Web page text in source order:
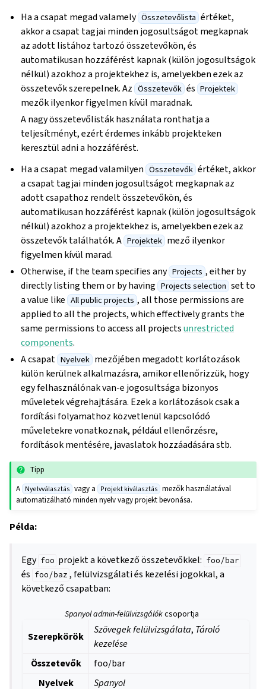
Ha a csapat megad valamely Összetevőlista értéket,
akkor a csapat tagjai minden jogosultságot megkapnak
az adott listához tartozó összetevőkön, és
automatikusan hozzáférést kapnak (külön jogosultságok
nélkül) azokhoz a projektekhez is, amelyekben ezek az
összetevők szerepelnek. Az Összetevők és Projektek
mezők ilyenkor figyelmen kívül maradnak.
A nagy összetevőlisták használata ronthatja a
teljesítményt, ezért érdemes inkább projekteken
keresztül adni a hozzáférést.
Ha a csapat megad valamilyen Összetevők értéket, akkor
a csapat tagjai minden jogosultságot megkapnak az
adott csapathoz rendelt összetevőkön, és
automatikusan hozzáférést kapnak (külön jogosultságok
nélkül) azokhoz a projektekhez is, amelyekben ezek az
összetevők találhatók. A Projektek mező ilyenkor
figyelmen kívül marad.
Otherwise, if the team specifies any Projects , either by
directly listing them or by having Projects selection set to
a value like All public projects , all those permissions are
applied to all the projects, which effectively grants the
same permissions to access all projectsunrestricted
components.
A csapat Nyelvek mezőjében megadott korlátozások
külön kerülnek alkalmazásra, amikor ellenőrizzük, hogy
egy felhasználónak van-e jogosultsága bizonyos
műveletek végrehajtására. Ezek a korlátozások csak a
fordítási folyamathoz közvetlenül kapcsolódó
műveletekre vonatkoznak, például ellenőrzésre,
fordítások mentésére, javaslatok hozzáadására stb.
Tipp
A Nyelvválasztás vagy a Projekt kiválasztás mezők használatával
automatizálható minden nyelv vagy projekt bevonása.
Példa:
Egy foo projekt a következő összetevőkkel: foo/bar
és foo/baz , felülvizsgálati és kezelési jogokkal, a
következő csapatban:
Spanyol admin-felülvizsgálókcsoportja
Szerepkörök
Szövegek felülvizsgálata, Tároló
kezelése
Összetevők
foo/bar
Nyelvek
Spanyol